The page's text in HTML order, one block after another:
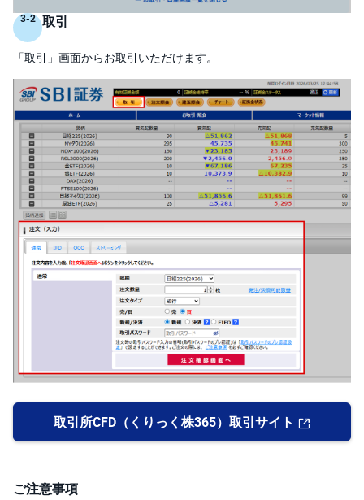
取引
「取引」画面からお取引いただけます。
取引所CFD（くりっく株365）取引サイト
ご注意事項